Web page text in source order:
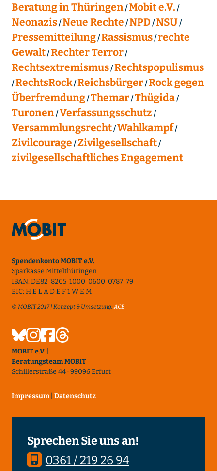
Beratung in Thüringen Mobit e.V.
Neonazis Neue Rechte NPD NSU
Pressemitteilung Rassismus rechte
Gewalt Rechter Terror
Rechtsextremismus Rechtspopulismus
RechtsRock Reichsbürger Rock gegen
Überfremdung Themar Thügida
Turonen Verfassungsschutz
Versammlungsrecht Wahlkampf
Zivilcourage Zivilgesellschaft
zivilgesellschaftliches Engagement
Spendenkonto MOBIT e.V.
Sparkasse Mittelthüringen
IBAN: DE82 8205 1000 0600 0787 79
BIC: H E L A D E F 1 W E M
© MOBIT 2017 | Konzept & Umsetzung:ACB
MOBIT e.V. |
Beratungsteam MOBIT
Schillerstraße 44 · 99096 Erfurt
Impressum Datenschutz
Sprechen Sie uns an!
0361 / 219 26 94